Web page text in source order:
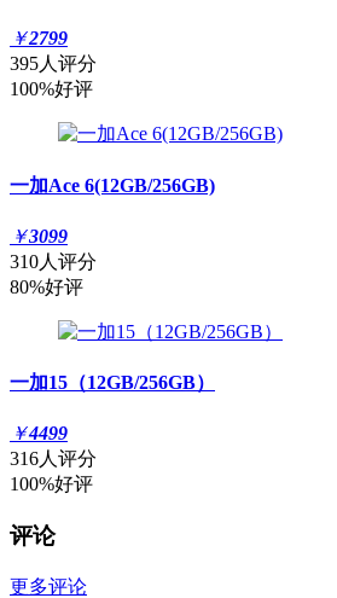
￥2799
395人评分
100%好评
一加Ace 6(12GB/256GB)
￥3099
310人评分
80%好评
一加15（12GB/256GB）
￥4499
316人评分
100%好评
评论
更多评论